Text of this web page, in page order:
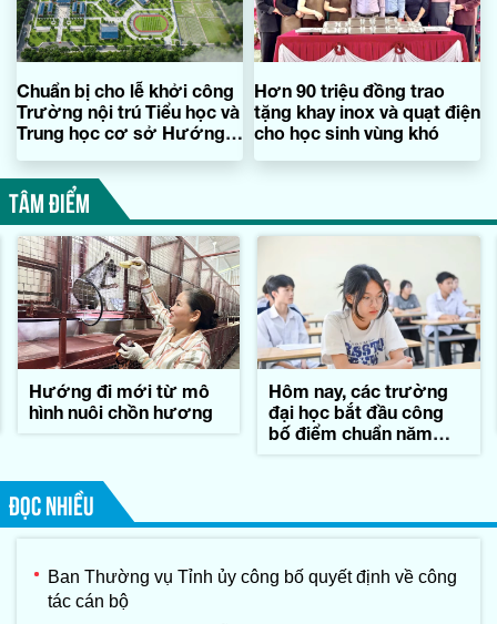
Chuẩn bị cho lễ khởi công
Trường nội trú Tiểu học và
Trung học cơ sở Hướng
Hơn 90 triệu đồng trao
tặng khay inox và quạt điện
cho học sinh vùng khó
TÂM ĐIỂM
Hướng đi mới từ mô
hình nuôi chồn hương
Hôm nay, các trường
đại học bắt đầu công
bố điểm chuẩn năm
ĐỌC NHIỀU
Ban Thường vụ Tỉnh ủy công bố quyết định về công
tác cán bộ